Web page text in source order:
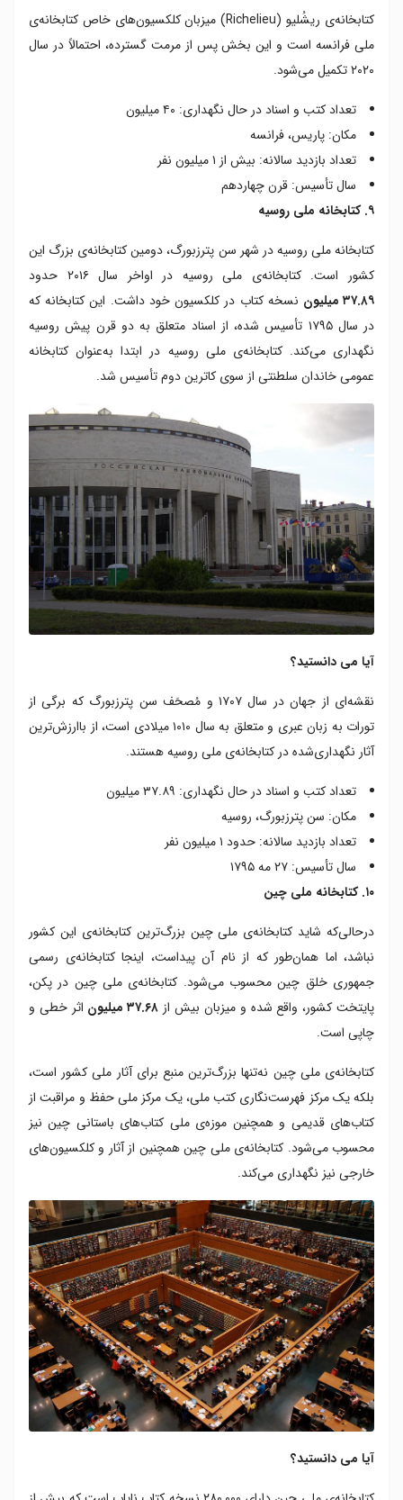
کتابخانه‌ی ریشُلیو (Richelieu) میزبان کلکسیون‌های خاص کتابخانه‌ی
ملی فرانسه است و این بخش پس از مرمت گسترده، احتمالاً در سال
۲۰۲۰ تکمیل می‌شود.
تعداد کتب و اسناد در حال نگهداری: ۴۰ میلیون
مکان: پاریس، فرانسه
تعداد بازدید سالانه: بیش از ۱ میلیون نفر
سال تأسیس: قرن چهاردهم
۹. کتابخانه ملی روسیه
کتابخانه ملی روسیه در شهر سن پترزبورگ، دومین کتابخانه‌ی بزرگ این
کشور است. کتابخانه‌ی ملی روسیه در اواخر سال ۲۰۱۶ حدود
۳۷.۸۹ میلیون
نسخه کتاب در کلکسیون خود داشت. این کتابخانه که
در سال ۱۷۹۵ تأسیس شده، از اسناد متعلق به دو قرن پیش روسیه
نگهداری می‌کند. کتابخانه‌ی ملی روسیه در ابتدا به‌عنوان کتابخانه
عمومی خاندان سلطنتی از سوی کاترین دوم تأسیس شد.
آیا می دانستید؟
نقشه‌ای از جهان در سال ۱۷۰۷ و مُصحَف سن پترزبورگ که برگی از
تورات به زبان عبری و متعلق به سال ۱۰۱۰ میلادی است، از باارزش‌ترین
آثار نگهداری‌شده در کتابخانه‌ی ملی روسیه هستند.
تعداد کتب و اسناد در حال نگهداری: ۳۷.۸۹ میلیون
مکان: سن پترزبورگ، روسیه
تعداد بازدید سالانه: حدود ۱ میلیون نفر
سال تأسیس: ۲۷ مه ۱۷۹۵
۱۰. کتابخانه ملی چین
درحالی‌که شاید کتابخانه‌ی ملی چین بزرگ‌ترین کتابخانه‌ی این کشور
نباشد، اما همان‌طور که از نام آن پیداست، اینجا کتابخانه‌ی رسمی
جمهوری خلق چین محسوب می‌شود. کتابخانه‌ی ملی چین در پکن،
پایتخت کشور، واقع شده و میزبان بیش از ۳۷.۶۸ میلیون
اثر خطی و
چاپی است.
کتابخانه‌ی ملی چین نه‌تنها بزرگ‌ترین منبع برای آثار ملی کشور است،
بلکه یک مرکز فهرست‌نگاری کتب ملی، یک مرکز ملی حفظ و مراقبت از
کتاب‌های قدیمی و همچنین موزه‌ی ملی کتاب‌های باستانی چین نیز
محسوب می‌شود. کتابخانه‌ی ملی چین همچنین از آثار و کلکسیون‌های
خارجی نیز نگهداری می‌کند.
آیا می دانستید؟